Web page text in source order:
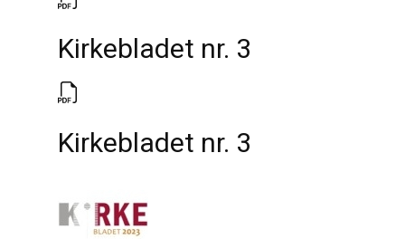
Kirkebladet nr. 3
Kirkebladet nr. 3